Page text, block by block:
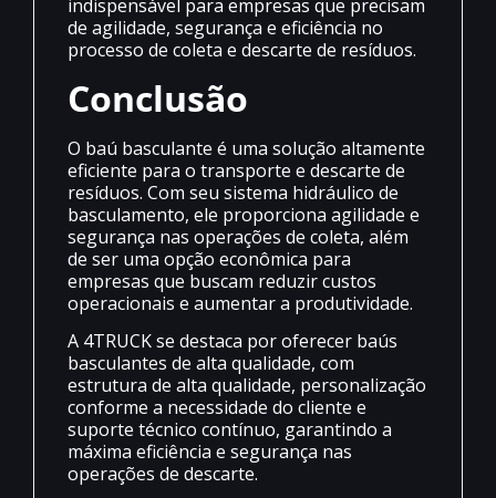
indispensável para empresas que precisam
de agilidade, segurança e eficiência no
processo de coleta e descarte de resíduos.
Conclusão
O baú basculante é uma solução altamente
eficiente para o transporte e descarte de
resíduos. Com seu sistema hidráulico de
basculamento, ele proporciona agilidade e
segurança nas operações de coleta, além
de ser uma opção econômica para
empresas que buscam reduzir custos
operacionais e aumentar a produtividade.
A 4TRUCK se destaca por oferecer baús
basculantes de alta qualidade, com
estrutura de alta qualidade, personalização
conforme a necessidade do cliente e
suporte técnico contínuo, garantindo a
máxima eficiência e segurança nas
operações de descarte.